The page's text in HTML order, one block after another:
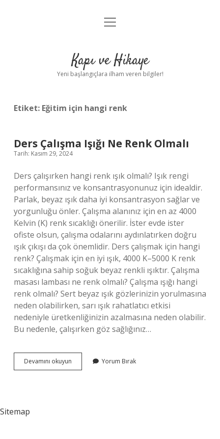
Anasayfa
Yasal Uyarı
menüyü
Kapı ve Hikaye
Yeni başlangıçlara ilham veren bilgiler!
Etiket: Eğitim için hangi renk
Ders Çalışma Işığı Ne Renk Olmalı
Tarih: Kasım 29, 2024
Ders çalışırken hangi renk ışık olmalı? Işık rengi
performansınız ve konsantrasyonunuz için idealdir.
Parlak, beyaz ışık daha iyi konsantrasyon sağlar ve
yorgunluğu önler. Çalışma alanınız için en az 4000
Kelvin (K) renk sıcaklığı önerilir. İster evde ister
ofiste olsun, çalışma odalarını aydınlatırken doğru
ışık çıkışı da çok önemlidir. Ders çalışmak için hangi
renk? Çalışmak için en iyi ışık, 4000 K–5000 K renk
sıcaklığına sahip soğuk beyaz renkli ışıktır. Çalışma
masası lambası ne renk olmalı? Çalışma ışığı hangi
renk olmalı? Sert beyaz ışık gözlerinizin yorulmasına
neden olabilirken, sarı ışık rahatlatıcı etkisi
nedeniyle üretkenliğinizin azalmasına neden olabilir.
Bu nedenle, çalışırken göz sağlığınız…
Devamını okuyun
Çalışma
Yorum Bırak
Sitemap